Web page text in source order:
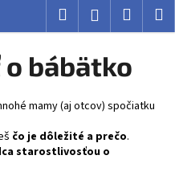
Hľadať Prihlásenie
bábätko
mamy (aj otcov) spočiatku
čo je dôležité a prečo.
starostlivosťou o